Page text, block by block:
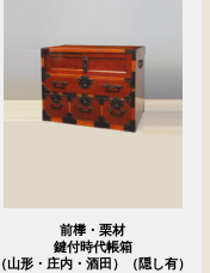
前﨔・栗材
鍵付時代帳箱
（山形・庄内・酒田）（隠し有）